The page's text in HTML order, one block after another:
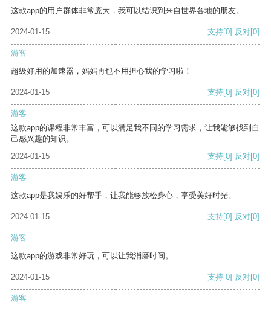
这款app的用户群体非常庞大，我可以结识到来自世界各地的朋友。
2024-01-15 支持[0] 反对[0]
游客
超级好用的加速器，妈妈再也不用担心我的学习啦！
2024-01-15 支持[0] 反对[0]
游客
这款app的课程非常丰富，可以满足我不同的学习需求，让我能够找到自
己感兴趣的知识。
2024-01-15
支持[0] 反对[0]
游客
这款app是我娱乐的好帮手，让我能够放松身心，享受美好时光。
2024-01-15 支持[0] 反对[0]
游客
这款app的游戏非常好玩，可以让我消磨时间。
2024-01-15 支持[0] 反对[0]
游客